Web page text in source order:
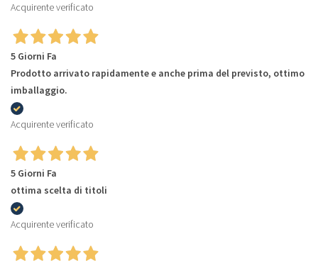
Acquirente verificato
5 Giorni Fa
Prodotto arrivato rapidamente e anche prima del previsto, ottimo
imballaggio.
Acquirente verificato
5 Giorni Fa
ottima scelta di titoli
Acquirente verificato